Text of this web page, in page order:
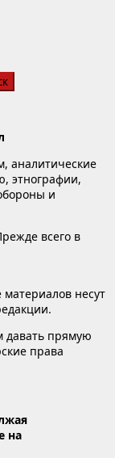
аналитические
этнографии,
и
всего в
материалов несут
давать прямую
права
на